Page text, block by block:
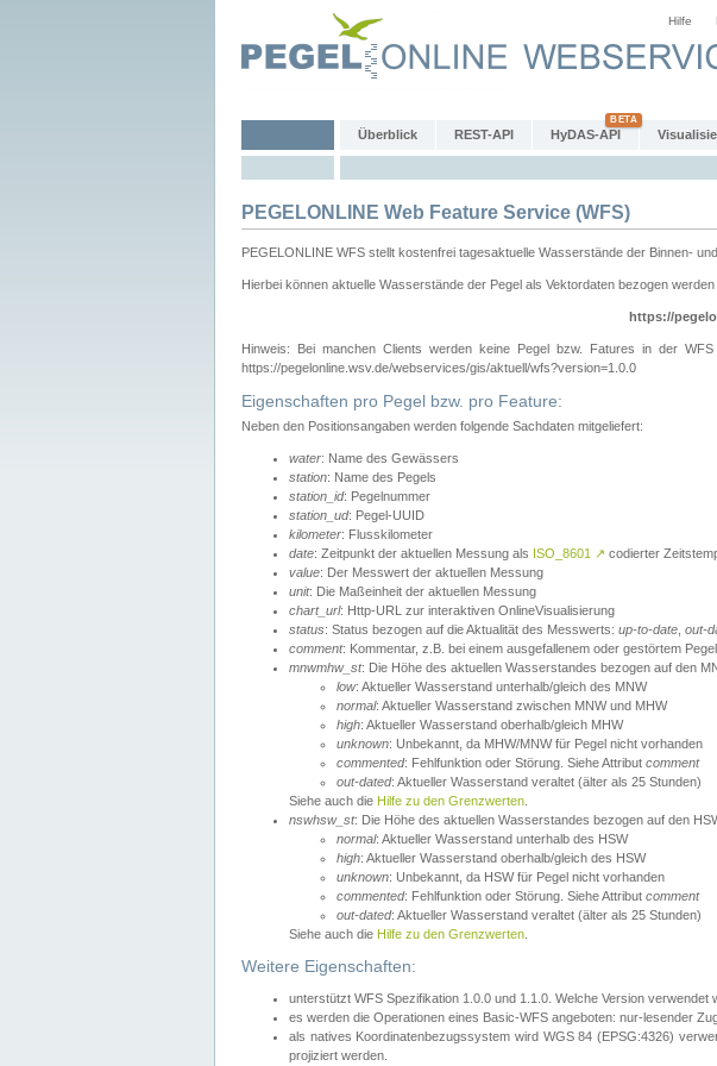
Hilfe
Überblick REST-API HyDAS-API
PEGELONLINE Web Feature Service (WFS)
PEGELONLINE WFS stellt kostenfrei tagesaktuelle Wasserstände der Binnen-
Hierbei können aktuelle Wasserstände der Pegel als Vektordaten bezogen
https://
Hinweis: Bei manchen Clients werden keine Pegel bzw. Fatures in der
https://pegelonline.wsv.de/webservices/gis/aktuell/wfs?version=1.0.0
Eigenschaften pro Pegel bzw. pro Feature:
Neben den Positionsangaben werden folgende Sachdaten mitgeliefert:
water: Name des Gewässers
station: Name des Pegels
station_id: Pegelnummer
station_ud: Pegel-UUID
kilometer: Flusskilometer
date: Zeitpunkt der aktuellen Messung als ISO_8601 ↗ codierter
value: Der Messwert der aktuellen Messung
unit: Die Maßeinheit der aktuellen Messung
chart_url: Http-URL zur interaktiven OnlineVisualisierung
status: Status bezogen auf die Aktualität des Messwerts: up-to-date out-
comment: Kommentar, z.B. bei einem ausgefallenem oder gestörtem
mnwmhw_st: Die Höhe des aktuellen Wasserstandes bezogen auf den
low: Aktueller Wasserstand unterhalb/gleich des MNW
normal: Aktueller Wasserstand zwischen MNW und MHW
high: Aktueller Wasserstand oberhalb/gleich MHW
unknown: Unbekannt, da MHW/MNW für Pegel nicht vorhanden
commented: Fehlfunktion oder Störung. Siehe Attribut comment
out-dated: Aktueller Wasserstand veraltet (älter als 25 Stunden)
Siehe auch die Hilfe zu den Grenzwerten
nswhsw_st: Die Höhe des aktuellen Wasserstandes bezogen auf den
normal: Aktueller Wasserstand unterhalb des HSW
high: Aktueller Wasserstand oberhalb/gleich des HSW
unknown: Unbekannt, da HSW für Pegel nicht vorhanden
commented: Fehlfunktion oder Störung. Siehe Attribut comment
out-dated: Aktueller Wasserstand veraltet (älter als 25 Stunden)
Siehe auch die Hilfe zu den Grenzwerten
Weitere Eigenschaften:
unterstützt WFS Spezifikation 1.0.0 und 1.1.0. Welche Version verwendet
es werden die Operationen eines Basic-WFS angeboten: nur-lesender
als natives Koordinatenbezugssystem wird WGS 84 (EPSG:4326)
projiziert werden.